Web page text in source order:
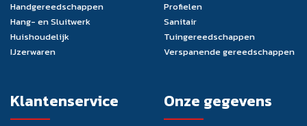
Handgereedschappen
Hang- en Sluitwerk
Huishoudelijk
IJzerwaren
Profielen
Sanitair
Tuingereedschappen
Verspanende gereedschappen
Klantenservice Onze gegevens